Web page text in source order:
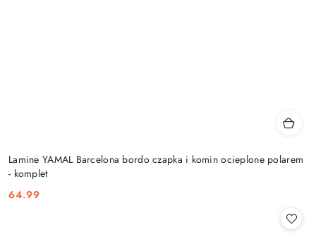
Lamine YAMAL Barcelona bordo czapka i komin ocieplone polarem
- komplet
Cena:
64.99